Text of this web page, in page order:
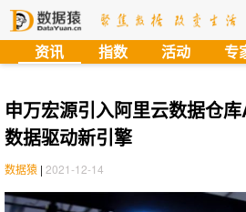
资讯 指数 活动 专
申万宏源引入阿里云数据仓
数据驱动新引擎
数据猿 | 2021-12-14